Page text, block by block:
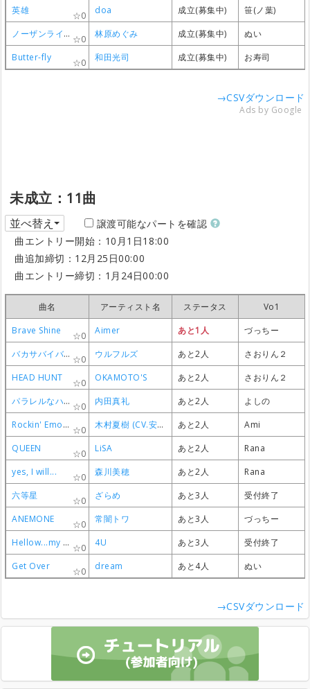
英雄 0 doa 成立(募集中)
笹(ノ葉)
ノーザンライツ
0 林原めぐみ 成立(募集中)
ぬい
Butter-fly
0 和田光司 成立(募集中) お寿司
英雄 0 doa 成立(募集中)
笹(ノ葉)
ノーザンライツ
0 林原めぐみ 成立(募集中)
ぬい
Butter-fly
0 和田光司 成立(募集中) お寿司
英雄 0 doa 成立(募集中)
笹(ノ葉)
ノーザンライツ
0 林原めぐみ 成立(募集中)
ぬい
Butter-fly
0 和田光司 成立(募集中) お寿司
英雄 0 doa 成立(募集中)
笹(ノ葉)
ノーザンライツ
0 林原めぐみ 成立(募集中)
ぬい
Butter-fly
0 和田光司 成立(募集中) お寿司
→CSVダウンロード
Ads by Google
未成立：11曲
並べ替え
譲渡可能なパートを確認
曲エントリー開始：10月1日18:00
曲追加締切：12月25日00:00
曲エントリー締切：1月24日00:00
曲名 アーティスト名 ステータス
Vo1
Brave Shine
0 Aimer あと1人
づっちー
バカサバイバー
0 ウルフルズ あと2人
さおりん２
HEAD HUNT
0 OKAMOTO'S あと2人
さおりん２
パラレルなハート
0 内田真礼 あと2人
よしの
Rockin' Emotion
0 木村夏樹 (CV.安野希世乃) あと2人
Ami
QUEEN
0 LiSA あと2人
Rana
yes, I will...
0 森川美穂 あと2人
Rana
六等星
0 ざらめ あと3人
受付終了
ANEMONE
0 常闇トワ あと3人
づっちー
Hellow...my friend
0 4U あと3人
受付終了
Get Over
0 dream あと4人 ぬい
曲名 アーティスト名 ステータス
Vo1
Brave Shine
0 Aimer あと1人
づっちー
バカサバイバー
0 ウルフルズ あと2人
さおりん２
HEAD HUNT
0 OKAMOTO'S あと2人
さおりん２
パラレルなハート
0 内田真礼 あと2人
よしの
Rockin' Emotion
0 木村夏樹 (CV.安野希世乃) あと2人
Ami
QUEEN
0 LiSA あと2人
Rana
yes, I will...
0 森川美穂 あと2人
Rana
六等星
0 ざらめ あと3人
受付終了
ANEMONE
0 常闇トワ あと3人
づっちー
Hellow...my friend
0 4U あと3人
受付終了
Get Over
0 dream あと4人 ぬい
曲名 アーティスト名 ステータス
Vo1
Brave Shine
0 Aimer あと1人
づっちー
バカサバイバー
0 ウルフルズ あと2人
さおりん２
HEAD HUNT
0 OKAMOTO'S あと2人
さおりん２
パラレルなハート
0 内田真礼 あと2人
よしの
Rockin' Emotion
0 木村夏樹 (CV.安野希世乃) あと2人
Ami
QUEEN
0 LiSA あと2人
Rana
yes, I will...
0 森川美穂 あと2人
Rana
六等星
0 ざらめ あと3人
受付終了
ANEMONE
0 常闇トワ あと3人
づっちー
Hellow...my friend
0 4U あと3人
受付終了
Get Over
0 dream あと4人 ぬい
曲名 アーティスト名 ステータス
Vo1
Brave Shine
0 Aimer あと1人
づっちー
バカサバイバー
0 ウルフルズ あと2人
さおりん２
HEAD HUNT
0 OKAMOTO'S あと2人
さおりん２
パラレルなハート
0 内田真礼 あと2人
よしの
Rockin' Emotion
0 木村夏樹 (CV.安野希世乃) あと2人
Ami
QUEEN
0 LiSA あと2人
Rana
yes, I will...
0 森川美穂 あと2人
Rana
六等星
0 ざらめ あと3人
受付終了
ANEMONE
0 常闇トワ あと3人
づっちー
Hellow...my friend
0 4U あと3人
受付終了
Get Over
0 dream あと4人 ぬい
→CSVダウンロード